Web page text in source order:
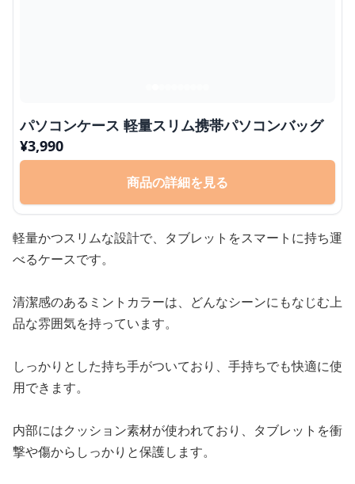
パソコンケース 軽量スリム携帯パソコンバッグ
¥3,990
商品の詳細を見る
軽量かつスリムな設計で、タブレットをスマートに持ち運
べるケースです。
清潔感のあるミントカラーは、どんなシーンにもなじむ上
品な雰囲気を持っています。
しっかりとした持ち手がついており、手持ちでも快適に使
用できます。
内部にはクッション素材が使われており、タブレットを衝
撃や傷からしっかりと保護します。